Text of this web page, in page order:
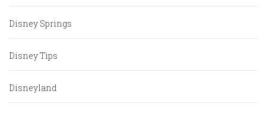
Disney Springs
Disney Tips
Disneyland